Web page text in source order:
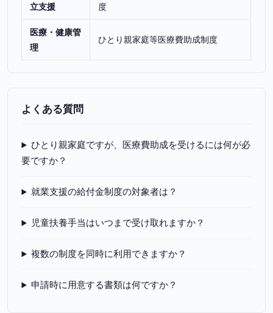
立支援
度
医療・健康管
理
ひとり親家庭等医療費助成制度
よくある質問
ひとり親家庭ですが、医療費助成を受けるには何が必
要ですか？
就業支援の給付金制度の対象者は？
児童扶養手当はいつまで受け取れますか？
複数の制度を同時に利用できますか？
申請時に用意する書類は何ですか？